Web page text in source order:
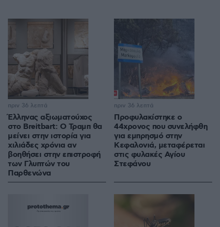
Έλληνας αξιωματούχος
στο Breitbart: Ο Τραμπ θα
μείνει στην ιστορία για
χιλιάδες χρόνια αν
βοηθήσει στην επιστροφή
των Γλυπτών του
Παρθενώνα
πριν 36 λεπτά
Προφυλακίστηκε ο
44χρονος που συνελήφθη
για εμπρησμό στην
Κεφαλονιά, μεταφέρεται
στις φυλακές Αγίου
Στεφάνου
πριν 36 λεπτά